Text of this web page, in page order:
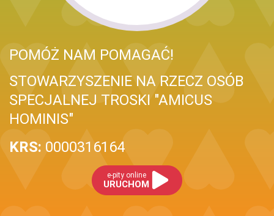
POMÓŻ NAM POMAGAĆ!
STOWARZYSZENIE NA RZECZ OSÓB
SPECJALNEJ TROSKI "AMICUS
HOMINIS"
KRS: 0000316164
e-pity online
URUCHOM